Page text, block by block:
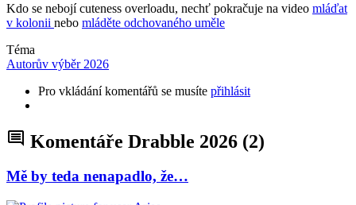
Kdo se nebojí cuteness overloadu, nechť pokračuje na video mláďat
v kolonii nebo mláděte odchovaného uměle
Téma
Autorův výběr 2026
Pro vkládání komentářů se musíte přihlásit
Komentáře Drabble 2026 (2)
Mě by teda nenapadlo, že…